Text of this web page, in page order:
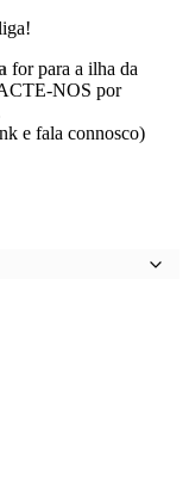
for para a ilha da
NOS por
e fala connosco)